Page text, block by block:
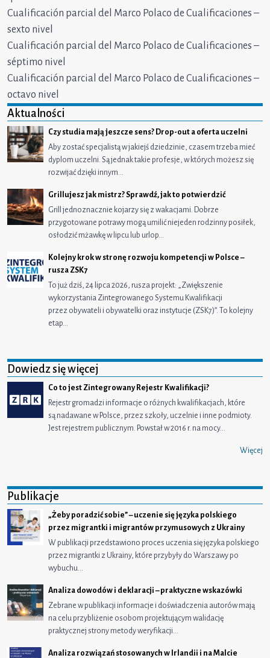
Cualificación parcial del Marco Polaco de Cualificaciones –
sexto nivel
Cualificación parcial del Marco Polaco de Cualificaciones –
séptimo nivel
Cualificación parcial del Marco Polaco de Cualificaciones –
octavo nivel
Aktualności
Czy studia mają jeszcze sens? Drop-out a oferta uczelni
Aby zostać specjalistą w jakiejś dziedzinie, czasem trzeba mieć
dyplom uczelni. Są jednak takie profesje, w których możesz się
rozwijać dzięki innym…
Grillujesz jak mistrz? Sprawdź, jak to potwierdzić
Grill jednoznacznie kojarzy się z wakacjami. Dobrze
przygotowane potrawy mogą umilić niejeden rodzinny posiłek,
osłodzić mżawkę w lipcu lub urlop…
Kolejny krok w stronę rozwoju kompetencji w Polsce –
rusza ZSK7
To już dziś, 24 lipca 2026, rusza projekt: „Zwiększenie
wykorzystania Zintegrowanego Systemu Kwalifikacji
przez obywateli i obywatelki oraz instytucje (ZSK7)”. To kolejny
etap…
Dowiedz się więcej
Co to jest Zintegrowany Rejestr Kwalifikacji?
Rejestr gromadzi informacje o różnych kwalifikacjach, które
są nadawane w Polsce, przez szkoły, uczelnie i inne podmioty.
Jest rejestrem publicznym. Powstał w 2016 r. na mocy…
Więcej
Publikacje
„Żeby poradzić sobie” – uczenie się języka polskiego
przez migrantki i migrantów przymusowych z Ukrainy
W publikacji przedstawiono proces uczenia się języka polskiego
przez migrantki z Ukrainy, które przybyły do Warszawy po
wybuchu…
Analiza dowodów i deklaracji – praktyczne wskazówki
Zebrane w publikacji informacje i doświadczenia autorów mają
na celu przybliżenie osobom projektującym walidację
praktycznej strony metody weryfikacji…
Analiza rozwiązań stosowanych w Irlandii i na Malcie